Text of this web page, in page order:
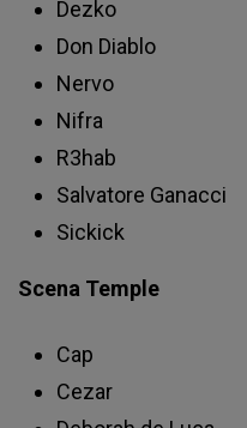
Dezko
Don Diablo
Nervo
Nifra
R3hab
Salvatore Ganacci
Sickick
Scena Temple
Cap
Cezar